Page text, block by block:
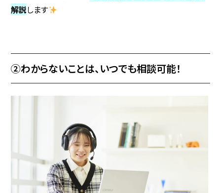
解説します
②わからないことは、いつでも相談可能！